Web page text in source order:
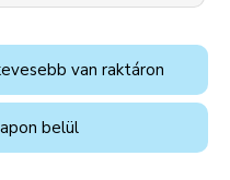
van raktáron
belül